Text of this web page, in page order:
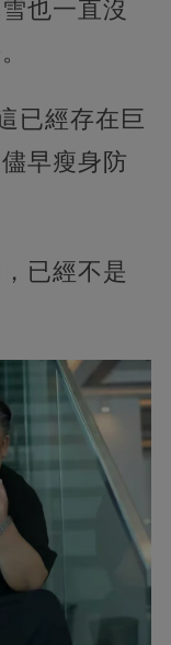
也一直沒
已經存在巨
早瘦身防
已經不是